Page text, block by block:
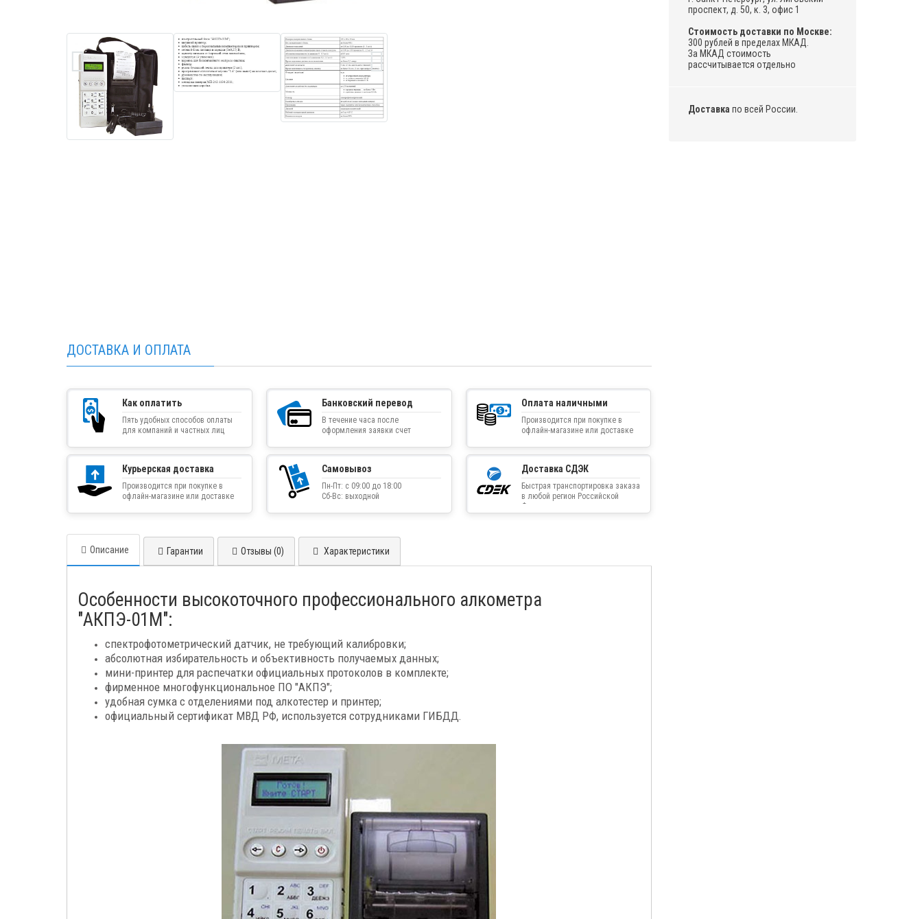
проспект, д. 50, к. 3, офис 1
Стоимость доставки по Москве:
300 рублей в пределах МКАД.
За МКАД стоимость
рассчитывается отдельно
Доставка по всей России.
ДОСТАВКА И ОПЛАТА
Как оплатить
Пять удобных способов оплаты
для компаний и частных лиц
Банковский перевод
В течение часа после
оформления заявки счет
Оплата наличными
Производится при покупке в
офлайн-магазине или доставке
Курьерская доставка
Производится при покупке в
офлайн-магазине или доставке
Самовывоз
Пн-Пт: с 09:00 до 18:00
Сб-Вс: выходной
Доставка СДЭК
Быстрая транспортировка заказа
в любой регион Российской
Федерации
Описание Гарантии Отзывы (0) Характеристики
Особенности высокоточного профессионального алкометра
"АКПЭ-01М":
спектрофотометрический датчик, не требующий калибровки;
абсолютная избирательность и объективность получаемых данных;
мини-принтер для распечатки официальных протоколов в комплекте;
фирменное многофункциональное ПО "АКПЭ";
удобная сумка с отделениями под алкотестер и принтер;
официальный сертификат МВД РФ, используется сотрудниками ГИБДД.